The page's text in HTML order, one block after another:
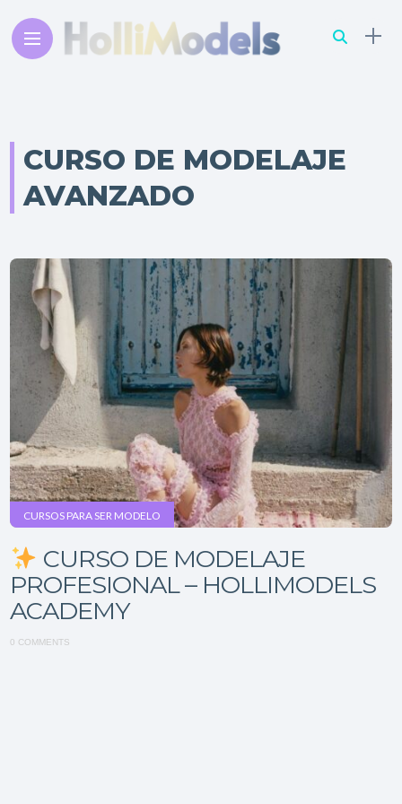
CURSO DE MODELAJE
AVANZADO
CURSOS PARA SER MODELO
CURSO DE MODELAJE
PROFESIONAL – HOLLIMODELS
ACADEMY
0 COMMENTS